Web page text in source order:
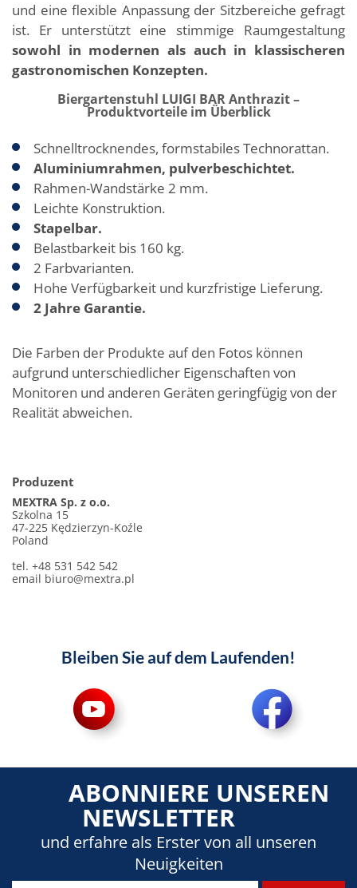
und eine flexible Anpassung der Sitzbereiche gefragt
ist. Er unterstützt eine stimmige Raumgestaltung
sowohl in modernen als auch in klassischeren
gastronomischen Konzepten.
Biergartenstuhl LUIGI BAR Anthrazit –
Produktvorteile im Überblick
Schnelltrocknendes, formstabiles Technorattan.
Aluminiumrahmen, pulverbeschichtet.
Rahmen-Wandstärke 2 mm.
Leichte Konstruktion.
Stapelbar.
Belastbarkeit bis 160 kg.
2 Farbvarianten.
Hohe Verfügbarkeit und kurzfristige Lieferung.
2 Jahre Garantie.
Die Farben der Produkte auf den Fotos können
aufgrund unterschiedlicher Eigenschaften von
Monitoren und anderen Geräten geringfügig von der
Realität abweichen.
Produzent
MEXTRA Sp. z o.o.
Szkolna 15
47-225 Kędzierzyn-Koźle
Poland
tel. +48 531 542 542
email biuro@mextra.pl
Bleiben Sie auf dem Laufenden!
ABONNIERE UNSEREN
NEWSLETTER
und erfahre als Erster von all unseren
Neuigkeiten